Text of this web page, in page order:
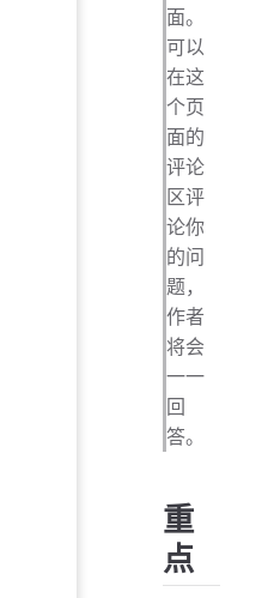
面。
可以
在这
个页
面的
评论
区评
论你
的问
题，
作者
将会
一一
回
答。
重
点